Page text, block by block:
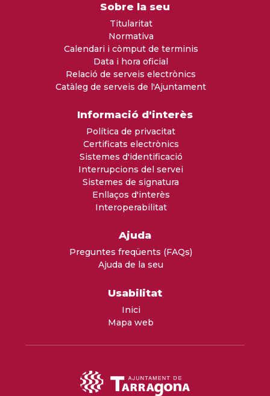
Sobre la seu
Titularitat
Normativa
Calendari i còmput de terminis
Data i hora oficial
Relació de serveis electrònics
Catàleg de serveis de l'Ajuntament
Informació d'interès
Política de privacitat
Certificats electrònics
Sistemes d'identificació
Interrupcions del servei
Sistemes de signatura
Enllaços d'interès
Interoperabilitat
Ajuda
Preguntes freqüents (FAQs)
Ajuda de la seu
Usabilitat
Inici
Mapa web